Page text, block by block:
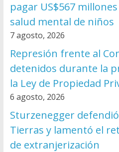
pagar US$567
salud mental de niños
7 agosto, 2026
Represión frente al
detenidos durante la
la Ley de Propiedad
6 agosto, 2026
Sturzenegger
Tierras y lamentó el
de extranjerización